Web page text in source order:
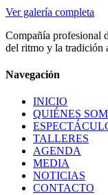
Ver galería completa
Compañía profesional
del ritmo y la tradición
Navegación
INICIO
QUIÉNES
TALLERES
AGENDA
MEDIA
NOTICIAS
CONTACTO